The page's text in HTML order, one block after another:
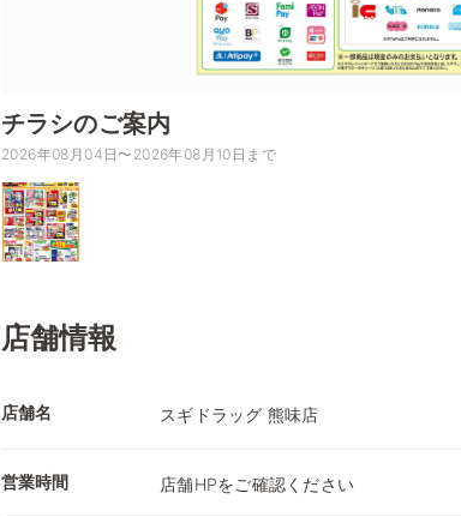
チラシのご案内
2026年08月04日〜2026年08月10日まで
店舗情報
店舗名 スギドラッグ 熊味店
営業時間 店舗HPをご確認ください